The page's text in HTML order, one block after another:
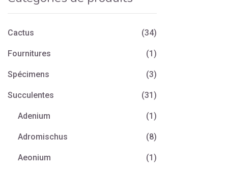
Cactus (34)
Fournitures (1)
Spécimens (3)
Succulentes (31)
Adenium (1)
Adromischus (8)
Aeonium (1)